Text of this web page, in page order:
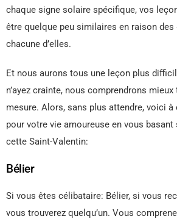
chaque signe solaire spécifique, vos
être quelque peu similaires en raison
chacune d’elles.
Et nous aurons tous une leçon plus
n’ayez crainte, nous comprendrons
mesure. Alors, sans plus attendre, voici
pour votre vie amoureuse en vous
cette Saint-Valentin:
Bélier
Si vous êtes célibataire: Bélier, si vous
vous trouverez quelqu’un. Vous